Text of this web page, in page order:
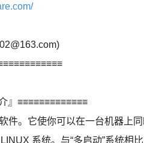
』≡≡≡≡≡≡≡≡≡≡≡≡≡
件。它使你可以在一台机器上
系统。与“多启动”系统相